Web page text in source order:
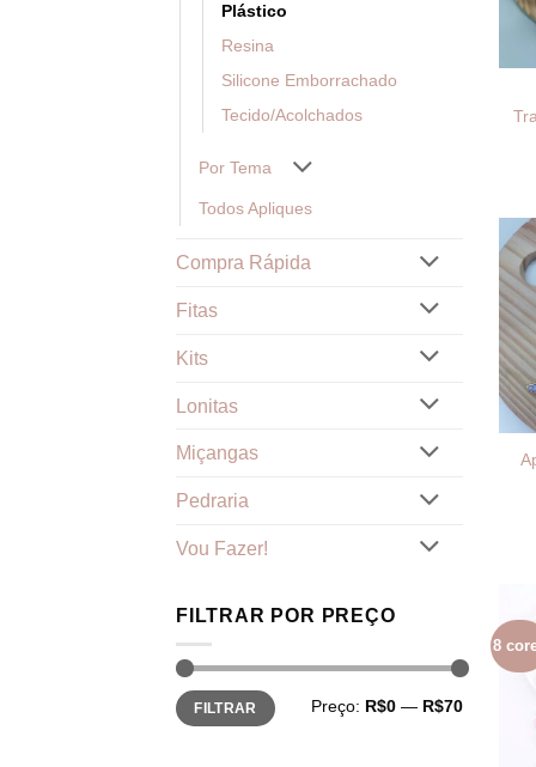
Plástico
Resina
Silicone Emborrachado
Tecido/Acolchados
Por Tema
Todos Apliques
Compra Rápida
Fitas
Kits
Lonitas
Miçangas
Pedraria
Vou Fazer!
FILTRAR POR PREÇO
Preço
mínimo
Preço
máximo
FILTRAR Preço: R$0 — R$70
8